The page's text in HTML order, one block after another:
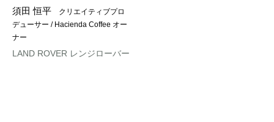
須田 恒平
クリエイティブプロ
デューサー / Hacienda Coffee オー
ナー
LAND ROVER レンジローバー